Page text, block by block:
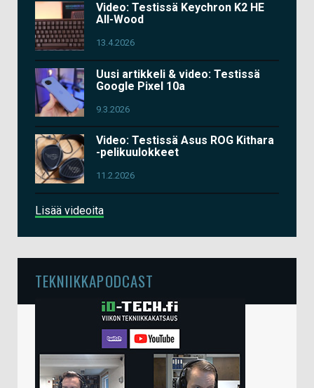
Video: Testissä Keychron K2 HE
All-Wood
13.4.2026
Uusi artikkeli & video: Testissä
Google Pixel 10a
9.3.2026
Video: Testissä Asus ROG Kithara
-pelikuulokkeet
11.2.2026
Lisää videoita
TEKNIIKKAPODCAST